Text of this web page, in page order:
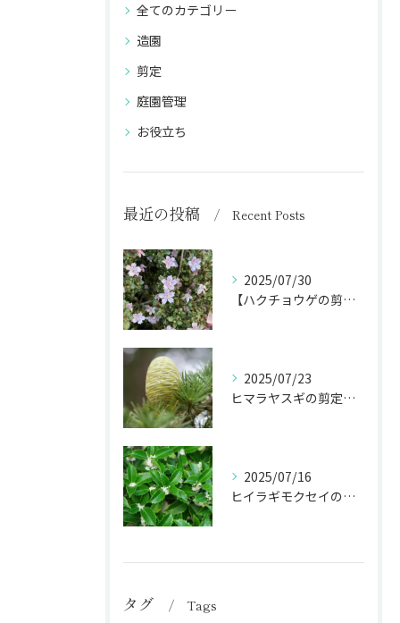
全てのカテゴリー
造園
剪定
庭園管理
お役立ち
最近の投稿 Recent Posts
2025/07/30
【ハクチョウゲの剪定】白い花を長く楽しむ剪定時期を完全ガイド
2025/07/23
ヒマラヤスギの剪定で庭のシンボルを魅力的に！
2025/07/16
ヒイラギモクセイの剪定で生垣･庭木を美しく保つ秘訣！
タグ Tags